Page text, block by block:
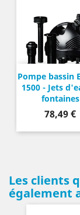
Pompe bassin
1500 - Jets
fontaines
Prix
78,49 €
Les clients
également